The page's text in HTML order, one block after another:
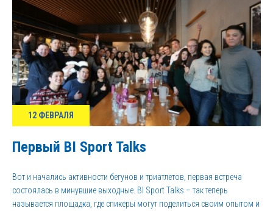
12 ФЕВРАЛЯ
Первый BI Sport Talks
Вот и начались активности бегунов и триатлетов, первая встреча
состоялась в минувшие выходные. BI Sport Talks – так теперь
называется площадка, где спикеры могут поделиться своим опытом и